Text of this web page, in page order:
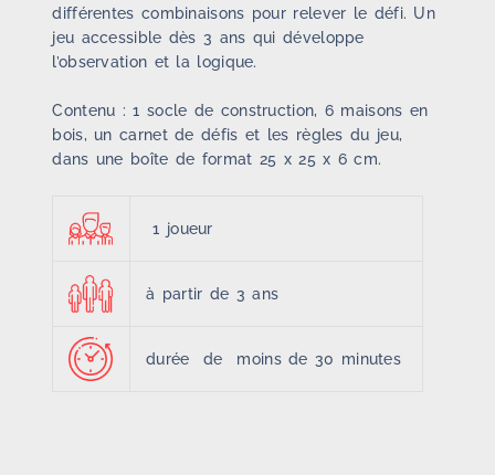
différentes combinaisons pour relever le défi. Un
jeu accessible dès 3 ans qui développe
l’observation et la logique.
Contenu : 1 socle de construction, 6 maisons en
bois, un carnet de défis et les règles du jeu,
dans une boîte de format 25 x 25 x 6 cm.
1 joueur
à partir de 3 ans
durée de moins de 30 minutes